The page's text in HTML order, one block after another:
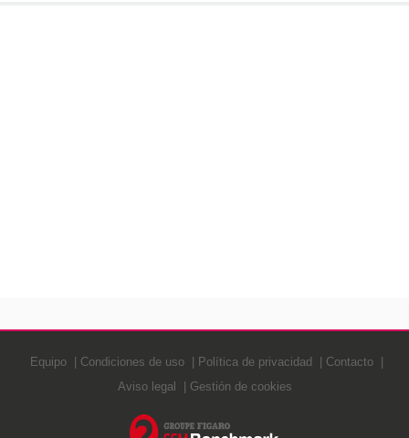
Equipo Condiciones de uso Política de privacidad
Contacto
Aviso legal
Gestión de cookies